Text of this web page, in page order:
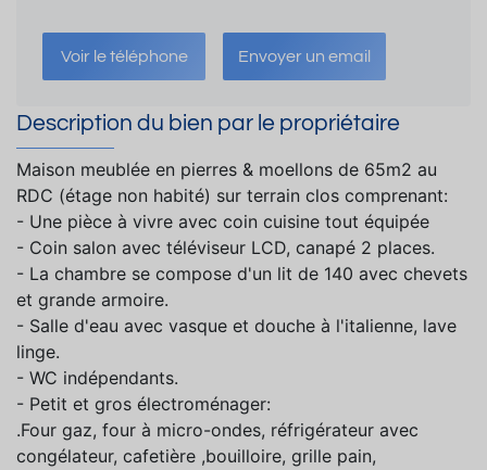
Voir le téléphone Envoyer un email
Description du bien par le propriétaire
Maison meublée en pierres & moellons de 65m2 au
RDC (étage non habité) sur terrain clos comprenant:
- Une pièce à vivre avec coin cuisine tout équipée
- Coin salon avec téléviseur LCD, canapé 2 places.
- La chambre se compose d'un lit de 140 avec chevets
et grande armoire.
- Salle d'eau avec vasque et douche à l'italienne, lave
linge.
- WC indépendants.
- Petit et gros électroménager:
.Four gaz, four à micro-ondes, réfrigérateur avec
congélateur, cafetière ,bouilloire, grille pain,